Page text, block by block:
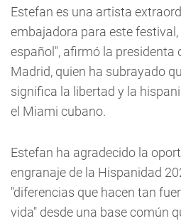
Estefan es una artista
embajadora para este
español", afirmó la presidenta
Madrid, quien ha subrayado
significa la libertad y la
el Miami cubano.
Estefan ha agradecido la
engranaje de la Hispanidad
"diferencias que hacen tan
vida" desde una base común